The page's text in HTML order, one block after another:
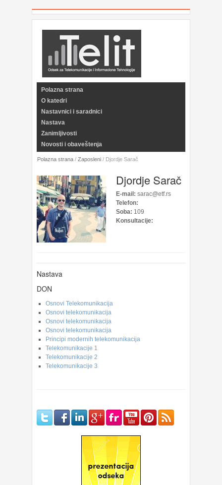
Polazna strana
O katedri
Nastavnici i saradnici
Nastava
Zanimljivosti
Novosti i obaveštenja
Polazna strana / Zaposleni / Djordje Sarač
Djordje Sarač
E-mail: sarac@etf.rs
Telefon:
Soba: 109
Konsultacije:
Nastava
DON
Osnovi Telekomunikacija
Osnovi telekomunikacija
Osnovi telekomunikacija
Osnovi telekomunikacija
Principi modernih telekomunikacija
Telekomunikacije 1
Telekomunikacije 2
Telekomunikacije 3